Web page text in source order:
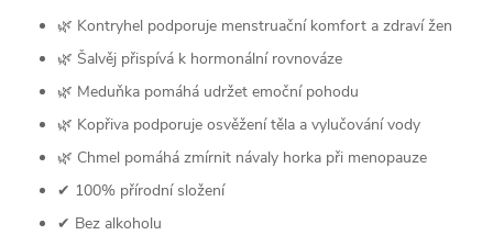
🌿 Kontryhel podporuje menstruační komfort a zdraví žen
🌿 Šalvěj přispívá k hormonální rovnováze
🌿 Meduňka pomáhá udržet emoční pohodu
🌿 Kopřiva podporuje osvěžení těla a vylučování vody
🌿 Chmel pomáhá zmírnit návaly horka při menopauze
✔ 100% přírodní složení
✔ Bez alkoholu